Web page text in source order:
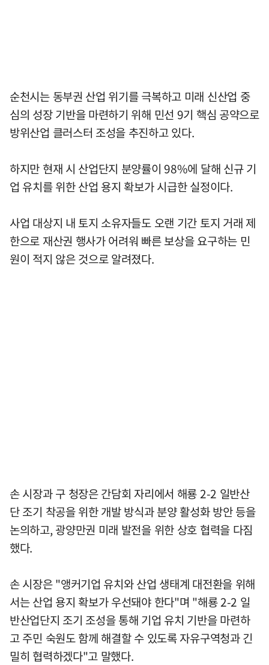
순천시는 동부권 산업 위기를 극복하고 미래 신산업 중
심의 성장 기반을 마련하기 위해 민선 9기 핵심 공약으로
방위산업 클러스터 조성을 추진하고 있다.
하지만 현재 시 산업단지 분양률이 98%에 달해 신규 기
업 유치를 위한 산업 용지 확보가 시급한 실정이다.
사업 대상지 내 토지 소유자들도 오랜 기간 토지 거래 제
한으로 재산권 행사가 어려워 빠른 보상을 요구하는 민
원이 적지 않은 것으로 알려졌다.
손 시장과 구 청장은 간담회 자리에서 해룡 2-2 일반산
단 조기 착공을 위한 개발 방식과 분양 활성화 방안 등을
논의하고, 광양만권 미래 발전을 위한 상호 협력을 다짐
했다.
손 시장은 "앵커기업 유치와 산업 생태계 대전환을 위해
서는 산업 용지 확보가 우선돼야 한다"며 "해룡 2-2 일
반산업단지 조기 조성을 통해 기업 유치 기반을 마련하
고 주민 숙원도 함께 해결할 수 있도록 자유구역청과 긴
밀히 협력하겠다"고 말했다.